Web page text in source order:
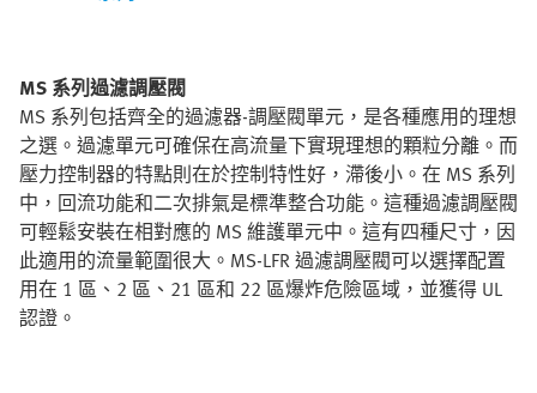
MS 系列過濾調壓閥
MS 系列包括齊全的過濾器-調壓閥單元，是各種應用的理想
之選。過濾單元可確保在高流量下實現理想的顆粒分離。而
壓力控制器的特點則在於控制特性好，滯後小。在 MS 系列
中，回流功能和二次排氣是標準整合功能。這種過濾調壓閥
可輕鬆安裝在相對應的 MS 維護單元中。這有四種尺寸，因
此適用的流量範圍很大。MS-LFR 過濾調壓閥可以選擇配置
用在 1 區、2 區、21 區和 22 區爆炸危險區域，並獲得 UL
認證。